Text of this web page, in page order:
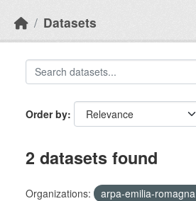
Datasets
Order by
2 datasets found
Organizations: arpa-emilia-romagna